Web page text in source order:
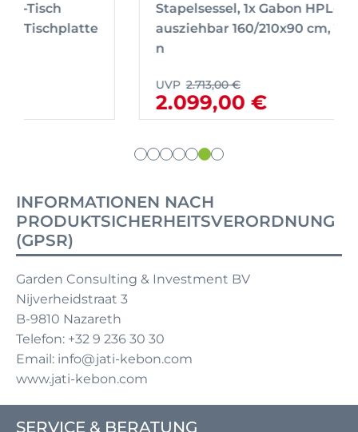
Stapelsessel, 1x Gabon HPL-Tisch
ausziehbar 160/210x90 cm, Tischplatte
2.099,00 €
INFORMATIONEN NACH
PRODUKTSICHERHEITSVERORDNUNG
(GPSR)
Garden Consulting & Investment BV
Nijverheidstraat 3
B-9810 Nazareth
Telefon: +32 9 236 30 30
Email: info@jati-kebon.com
www.jati-kebon.com
SERVICE & BERATUNG